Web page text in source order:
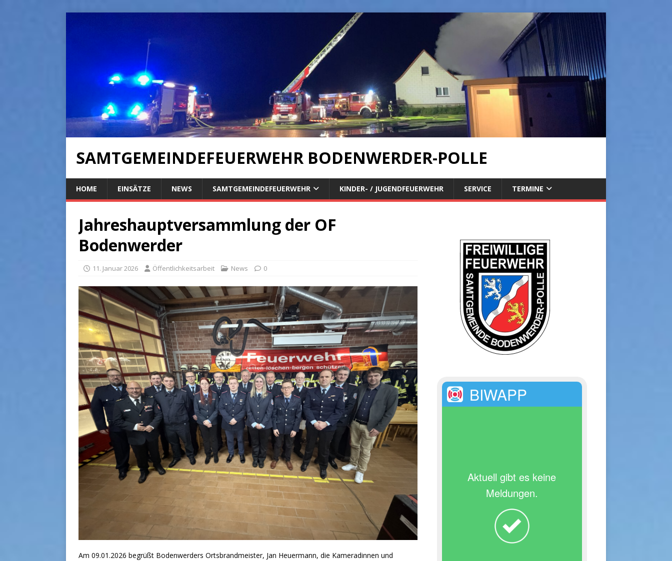
SAMTGEMEINDEFEUERWEHR BODENWERDER-POLLE
HOME EINSÄTZE NEWS SAMTGEMEINDEFEUERWEHR KINDER- / JUGENDFEUERWEHR SERVICE TERMINE
Jahreshauptversammlung der OF
Bodenwerder
11. Januar 2026 Öffentlichkeitsarbeit News 0
Am 09.01.2026 begrüßt Bodenwerders Ortsbrandmeister, Jan Heuermann, die Kameradinnen und
BIWAPP
Aktuell gibt es keine
Meldungen.